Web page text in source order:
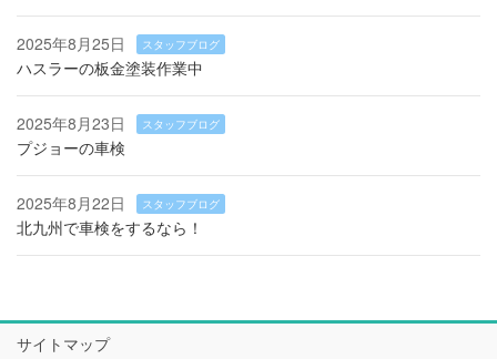
2025年8月25日 スタッフブログ
ハスラーの板金塗装作業中
2025年8月23日 スタッフブログ
プジョーの車検
2025年8月22日 スタッフブログ
北九州で車検をするなら！
サイトマップ